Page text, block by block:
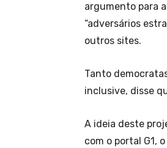
argumento para
“adversários
outros sites.
Tanto
inclusive, disse
A ideia deste
com o portal G1,